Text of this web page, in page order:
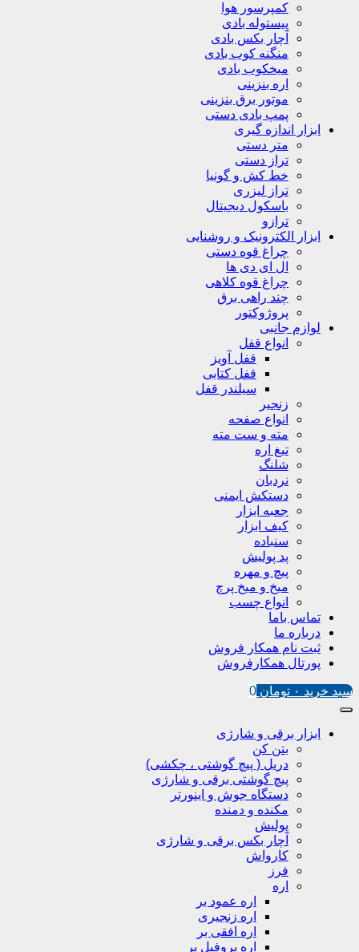
کمپرسور هوا
پیستوله بادی
آچار بکس بادی
منگنه کوب بادی
میخکوب بادی
اره بنزینی
موتور برق بنزینی
پمپ بادی دستی
ابزار اندازه گیری
متر دستی
تراز دستی
خط کش و گونیا
تراز لیزری
باسکول دیجیتال
ترازو
ابزار الکترونیک و روشنایی
چراغ قوه دستی
ال ای دی ها
چراغ قوه کلاهی
چند راهی برق
پروژوکتور
لوازم جانبی
انواع قفل
قفل آویز
قفل کتابی
سیلندر قفل
زنجیر
انواع صفحه
مته و ست مته
تیغ اره
شلنگ
نردبان
دستکش ایمنی
جعبه ابزار
کیف ابزار
سنباده
پد پولیش
پیچ و مهره
میخ و میخ پرچ
انواع چسب
تماس باما
درباره ما
ثبت نام همکار فروش
پورتال همکارفروش
سبد خرید ۰ تومان 0
ابزار برقی و شارژی
بتن کن
دریل ( پیچ گوشتی ، چکشی)
پیچ گوشتی برقی و شارژی
دستگاه جوش و اینورتر
مکنده و دمنده
پولیش
آچار بکس برقی و شارژی
کارواش
فرز
اره
اره عمود بر
اره زنجیری
اره افقی بر
اره پروفیل پر